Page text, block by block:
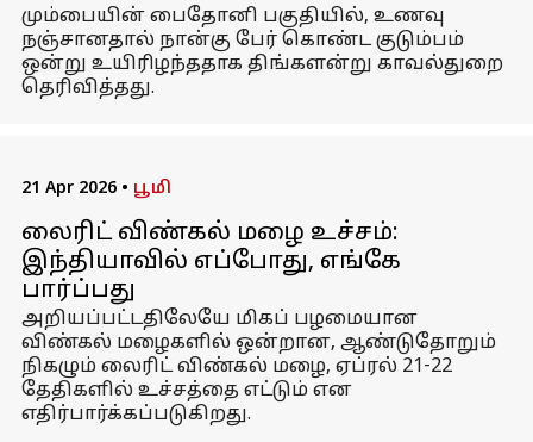
மும்பையின் பைதோனி பகுதியில், உணவு
நஞ்சானதால் நான்கு பேர் கொண்ட குடும்பம்
ஒன்று உயிரிழந்ததாக திங்களன்று காவல்துறை
தெரிவித்தது.
21 Apr 2026 • பூமி
லைரிட் விண்கல் மழை உச்சம்:
இந்தியாவில் எப்போது, ​​எங்கே
பார்ப்பது
அறியப்பட்டதிலேயே மிகப் பழமையான
விண்கல் மழைகளில் ஒன்றான, ஆண்டுதோறும்
நிகழும் லைரிட் விண்கல் மழை, ஏப்ரல் 21-22
தேதிகளில் உச்சத்தை எட்டும் என
எதிர்பார்க்கப்படுகிறது.